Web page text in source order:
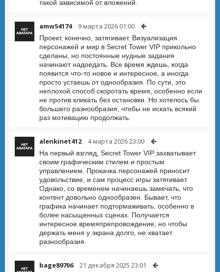
такой зависимой от вложений.
amw54174 9 марта 2026 01:00
Проект, конечно, затягивает. Визуализация
персонажей и мир в Secret Tower VIP прикольно
сделаны, но постоянные нудные задания
начинают надоедать. Все время ждешь, когда
появится что-то новое и интересное, а иногда
просто устаешь от однообразия. По сути, это
неплохой способ скоротать время, особенно если
не против кликать без остановки. Но хотелось бы
большего разнообразия, чтобы не искать всякий
раз мотивацию продолжать.
alenkinet412 4 марта 2026 23:00
На первый взгляд, Secret Tower VIP захватывает
своим графическим стилем и простым
управлением. Прокачка персонажей приносит
удовольствие, и сам процесс игры затягивает.
Однако, со временем начинаешь замечать, что
контент довольно однообразен. Бывает, что
графика начинает подтормаживать, особенно в
более насыщенных сценах. Получается
интересное времяпрепровождение, но чтобы
держать меня у экрана долго, не хватает
разнообразия.
bage89706 21 декабря 2025 23:01